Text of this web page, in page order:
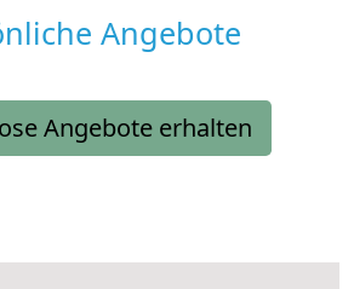
Angebote
Angebote erhalten